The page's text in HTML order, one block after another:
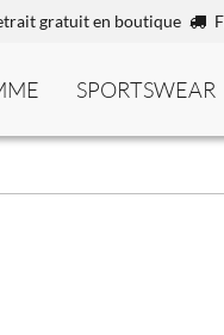
gratuit en boutique
SPORTSWEAR